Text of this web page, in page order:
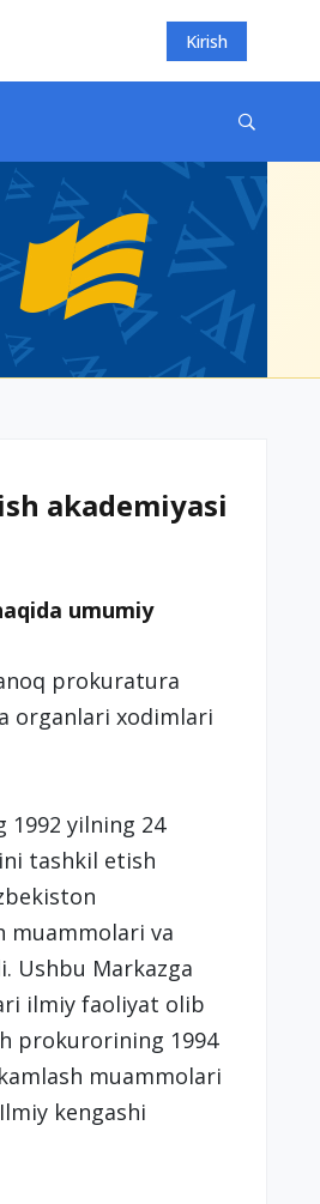
Kirish
akademiyasi
umumiy
prokuratura
organlari xodimlari
1992 yilning 24
tashkil etish
muammolari va
Ushbu Markazga
ilmiy faoliyat olib
prokurorining 1994
muammolari
kengashi